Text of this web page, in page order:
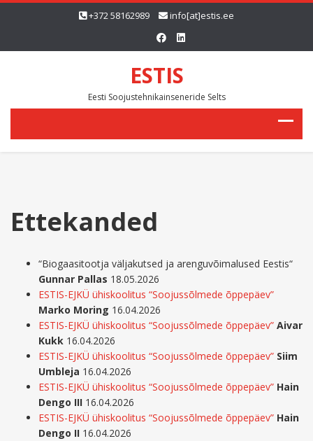
+372 58162989 info[at]estis.ee
ESTIS
Eesti Soojustehnikainseneride Selts
Ettekanded
“Biogaasitootja väljakutsed ja arenguvõimalused Eestis“
Gunnar Pallas 18.05.2026
ESTIS-EJKÜ ühiskoolitus “Soojussõlmede õppepäev”
Marko Moring 16.04.2026
ESTIS-EJKÜ ühiskoolitus “Soojussõlmede õppepäev” Aivar
Kukk 16.04.2026
ESTIS-EJKÜ ühiskoolitus “Soojussõlmede õppepäev” Siim
Umbleja 16.04.2026
ESTIS-EJKÜ ühiskoolitus “Soojussõlmede õppepäev” Hain
Dengo III 16.04.2026
ESTIS-EJKÜ ühiskoolitus “Soojussõlmede õppepäev” Hain
Dengo II 16.04.2026